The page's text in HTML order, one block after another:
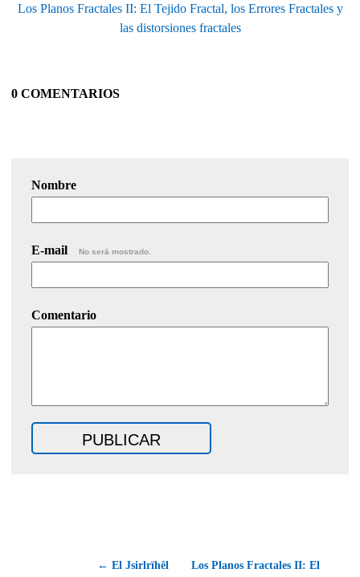
Los Planos Fractales II: El Tejido Fractal, los Errores Fractales y
las distorsiones fractales
0 COMENTARIOS
Nombre
E-mail No será mostrado.
Comentario
← El Jsirlrïhêl
Los Planos Fractales II: El